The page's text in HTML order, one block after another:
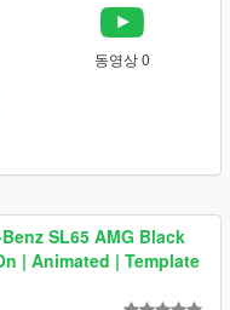
동영상 0
SL65 AMG Black
| Animated | Template